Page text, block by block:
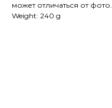
может отличаться от фото.
Weight: 240 g